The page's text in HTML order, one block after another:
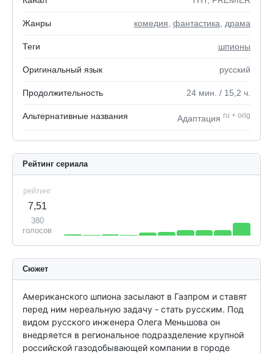
Жанры комедия фантастика драма
Теги шпионы
Оригинальный язык русский
Продолжительность 24 мин. / 15,2 ч.
Альтернативные названия Адаптация ru + orig
Рейтинг сериала
рейтинг
7,51
380
голосов
Сюжет
Американского шпиона засылают в Газпром и ставят
перед ним нереальную задачу - стать русским. Под
видом русского инженера Олега Меньшова он
внедряется в региональное подразделение крупной
российской газодобывающей компании в городе